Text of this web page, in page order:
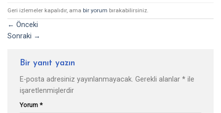
Geri izlemeler kapalıdır, ama bir yorum bırakabilirsiniz.
← Önceki
Sonraki →
Bir yanıt yazın
E-posta adresiniz yayınlanmayacak. Gerekli alanlar * ile
işaretlenmişlerdir
Yorum *